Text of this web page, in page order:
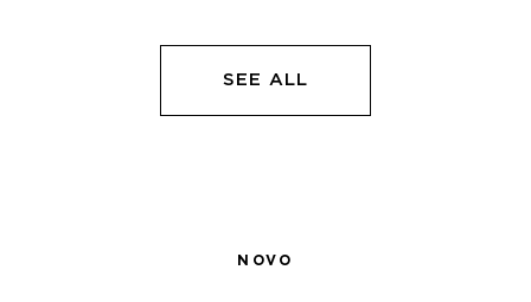
5.100,00 RSD.
SEE ALL
NOVO